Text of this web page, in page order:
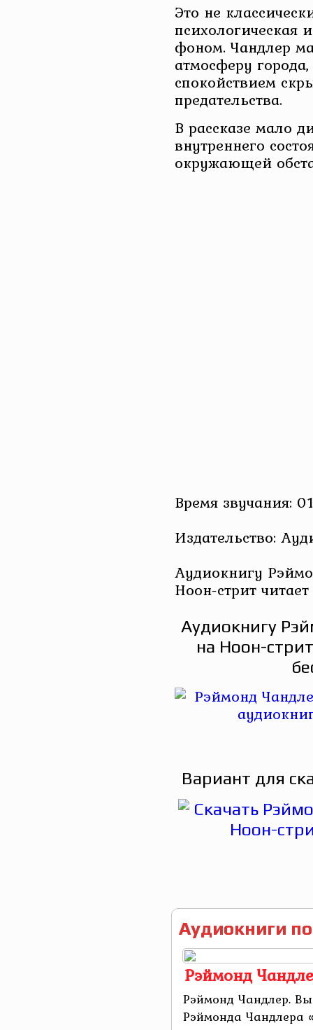
Это не
психологическая
фоном. Чандлер
атмосферу
спокойствием
предательства.
В рассказе мало
внутреннего
окружающей
Время звучания:
Издательство:
Аудиокнигу
Ноон-стрит
Аудиокнигу
на Ноон-
Вариант для
Аудиокниги
Рэймонд
Рэймонд Чандлер.
Рэймонда Чандлера